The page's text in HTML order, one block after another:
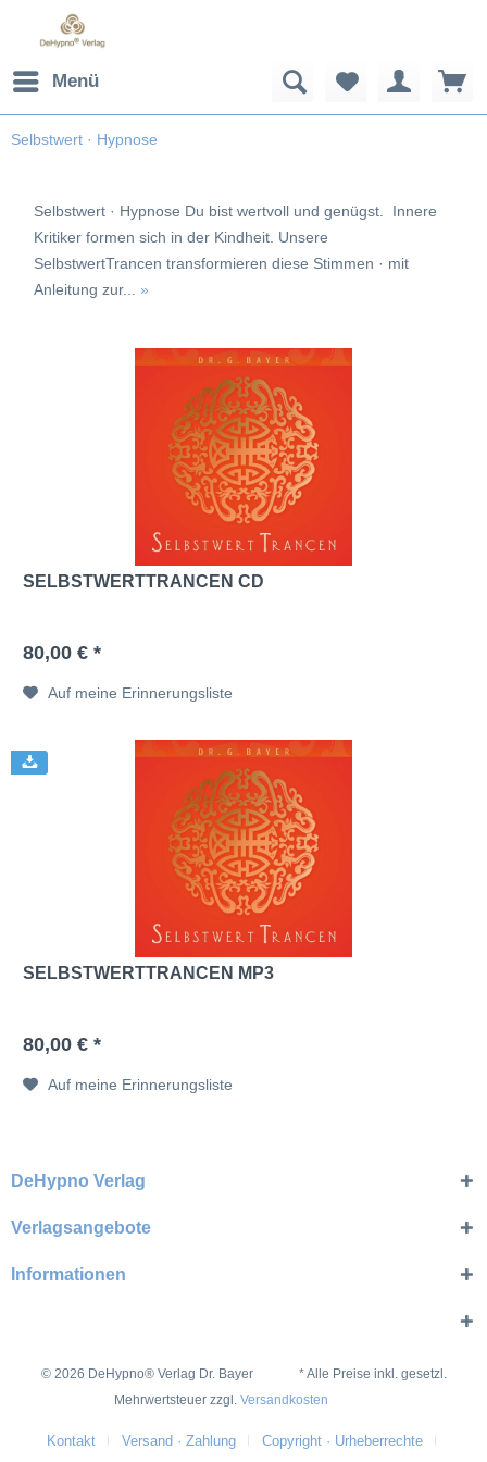
Menü
Selbstwert · Hypnose
Selbstwert · Hypnose Du bist wertvoll und genügst. Innere
Kritiker formen sich in der Kindheit. Unsere
SelbstwertTrancen transformieren diese Stimmen · mit
Anleitung zur... »
SELBSTWERTTRANCEN CD
80,00 € *
Auf meine Erinnerungsliste
SELBSTWERTTRANCEN MP3
80,00 € *
Auf meine Erinnerungsliste
DeHypno Verlag
Verlagsangebote
Informationen
© 2026 DeHypno® Verlag Dr. Bayer * Alle Preise inkl. gesetzl.
Mehrwertsteuer zzgl. Versandkosten
Kontakt Versand · Zahlung Copyright · Urheberrechte